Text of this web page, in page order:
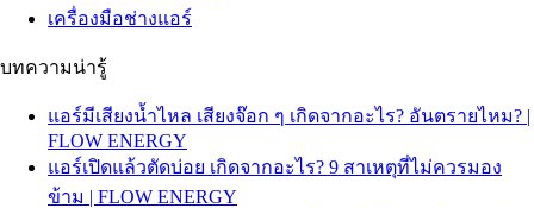
เครื่องมือช่างแอร์
บทความน่ารู้
แอร์มีเสียงน้ำไหล เสียงจ๊อก ๆ เกิดจากอะไร? อันตรายไหม? |
FLOW ENERGY
แอร์เปิดแล้วตัดบ่อย เกิดจากอะไร? 9 สาเหตุที่ไม่ควรมอง
ข้าม | FLOW ENERGY